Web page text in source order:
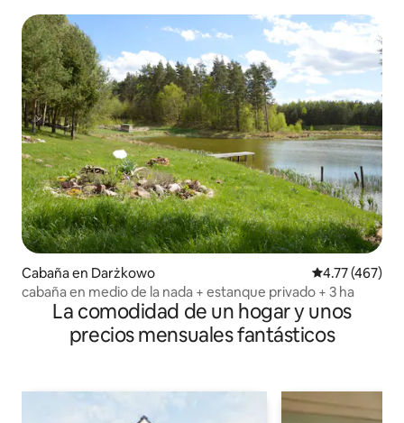
Cabaña en Darżkowo Calificación
4.77 (467)
cabaña en medio de la nada + estanque privado + 3 ha
La comodidad de un hogar y unos
precios mensuales fantásticos